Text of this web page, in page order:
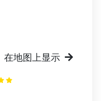
在地图上显示